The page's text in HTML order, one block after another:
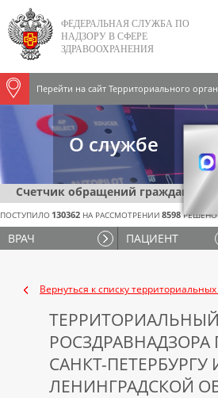
ФЕДЕРАЛЬНАЯ СЛУЖБА ПО
НАДЗОРУ В СФЕРЕ
ЗДРАВООХРАНЕНИЯ
Перейти на сайт Территориального
О службе
Счетчик обращений граждан и
ПОСТУПИЛО 130362 НА РАССМОТРЕНИИ 8598 РЕШЕНО
ВРАЧ ПАЦИЕНТ
Вернуться к списку
РОСЗДРАВНАДЗОРА
САНКТ-ПЕТЕРБУРГУ
ЛЕНИНГРАДСКОЙ